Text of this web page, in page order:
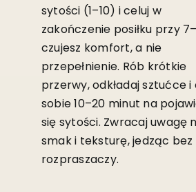
sytości (1–10) i celuj w
zakończenie posiłku przy
czujesz komfort, a nie
przepełnienie. Rób krótkie
przerwy, odkładaj sztućce i
sobie 10–20 minut na
się sytości. Zwracaj uwagę
smak i teksturę, jedząc bez
rozpraszaczy.